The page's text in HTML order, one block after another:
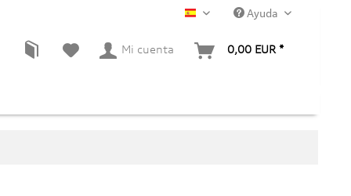
ES Ayuda
Mi cuenta 0,00 EUR *